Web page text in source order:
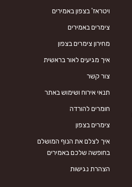
ויטראז' בצפון באמירים
צימרים באמירים
מחירון צימרים בצפון
איך מגיעים לאור בראשית
צור קשר
תנאי אירוח ושימוש באתר
חומרים להורדה
צימרים בצפון
איך לצלם את הנוף המושלם
בחופשה שלכם באמירים
הצהרת נגישות